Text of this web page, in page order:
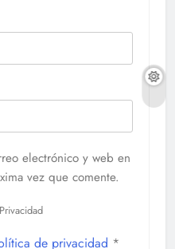
electrónico y web en
vez que comente.
de privacidad *